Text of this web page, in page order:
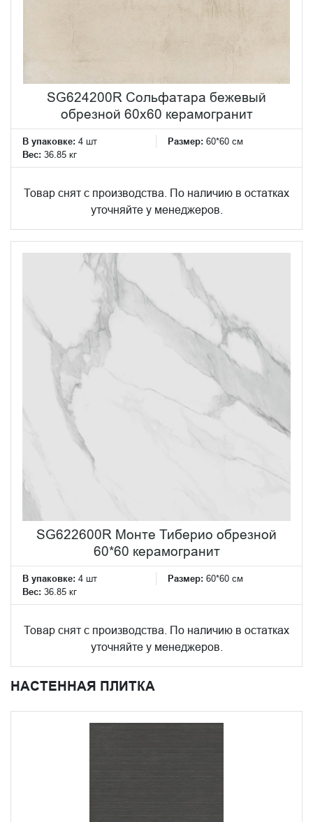
SG624200R Сольфатара бежевый
обрезной 60x60 керамогранит
В упаковке: 4 шт Размер: 60*60 см
Вес: 36.85 кг
Товар снят с производства. По наличию в остатках
уточняйте у менеджеров.
SG622600R Монте Тиберио обрезной
60*60 керамогранит
В упаковке: 4 шт Размер: 60*60 см
Вес: 36.85 кг
Товар снят с производства. По наличию в остатках
уточняйте у менеджеров.
НАСТЕННАЯ ПЛИТКА